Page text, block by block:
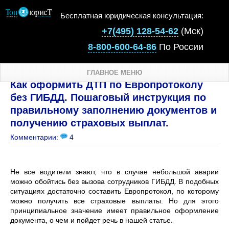
Бесплатная юридическая консультация:
+7(495) 128-54-62 (Мск)
8-800-600-64-86 По России
ГЛАВНОЕ МЕНЮ
Как оформить ДТП по Европротоколу
без ГИБДД. Пошаговый инструкция по
правильному заполнению документов и
получению страховых выплат.
Комментарии: 4
Не все водители знают, что в случае небольшой аварии
можно обойтись без вызова сотрудников ГИБДД. В подобных
ситуациях достаточно составить Европротокол, по которому
можно получить все страховые выплаты. Но для этого
принципиальное значение имеет правильное оформление
документа, о чем и пойдет речь в нашей статье.